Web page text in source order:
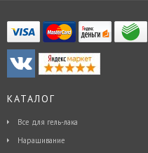
КАТАЛОГ
Все для гель-лака
Наращивание